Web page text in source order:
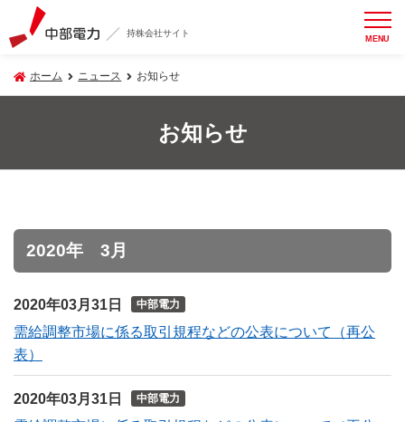
持株会社サイト MENU
ホーム ニュース お知らせ
お知らせ
2020年 3月
2020年03月31日 中部電力
需給調整市場に係る取引規程などの公表について（再公
表）
2020年03月31日 中部電力